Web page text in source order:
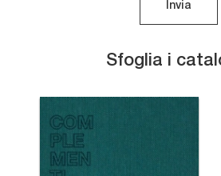
Sfoglia i
Invia